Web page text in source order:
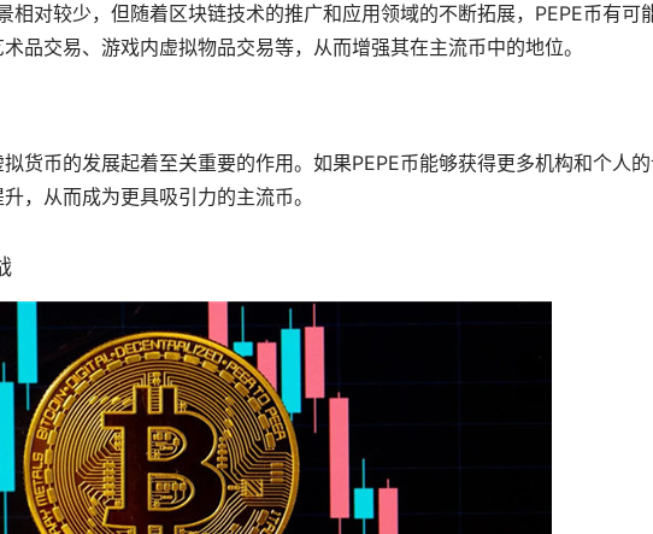
相对较少，但随着区块链技术的推广和应用领域的不断拓展，PEPE币有可
品交易、 游戏内虚拟物品交易等，从而增强其在主流币中的地位。
货币的发展起着至关重要的作用。如果PEPE币能够获得更多机构和个人
，从而成为更具吸引力的主流币。